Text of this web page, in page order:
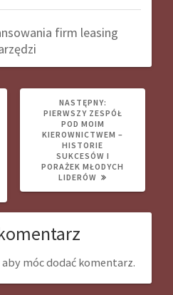
firm leasing
NASTĘPNY:
WPIS:
PIERWSZY ZESPÓŁ
POD MOIM
KIEROWNICTWEM –
HISTORIE
SUKCESÓW I
PORAŻEK MŁODYCH
LIDERÓW
aby móc dodać komentarz.